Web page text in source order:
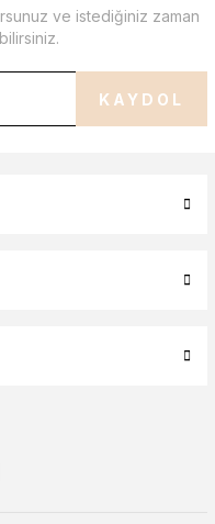
ve istediğiniz zaman
KAYDOL